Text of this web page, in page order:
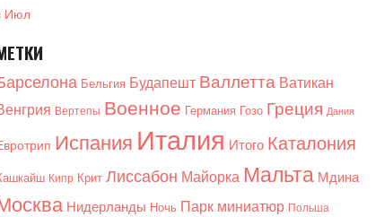
Июл
Бельгия Будапешт Валлетта Ватикан
Вертепы Военное Германия Гозо Греция Дания
Испания Италия Итого Каталония
Кипр Крит Лиссабон Майорка Мальта Мдина
Нидерланды Ночь Парк миниатюр Польша